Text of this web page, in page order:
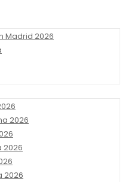
Madrid 2026
2026
2026
2026